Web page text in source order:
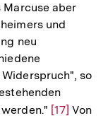
Marcuse aber
und
neu
so
Zur
[17] Von